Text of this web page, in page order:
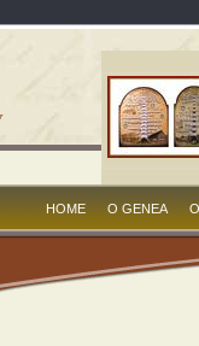
HOME O GENEA